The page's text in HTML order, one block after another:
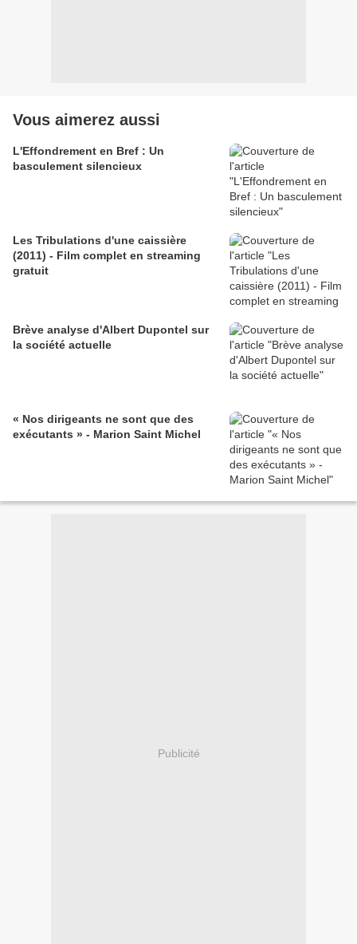
Vous aimerez aussi
L'Effondrement en Bref : Un
basculement silencieux
Les Tribulations d'une caissière
(2011) - Film complet en streaming
gratuit
Brève analyse d'Albert Dupontel sur
la société actuelle
« Nos dirigeants ne sont que des
exécutants » - Marion Saint Michel
Publicité